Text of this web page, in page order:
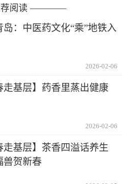
阅读 ————
岛：中医药文化“乘”地铁入
2026-02-06
走基层】药香里蒸出健康
2026-02-06
走基层】茶香四溢话养生
兽贺新春